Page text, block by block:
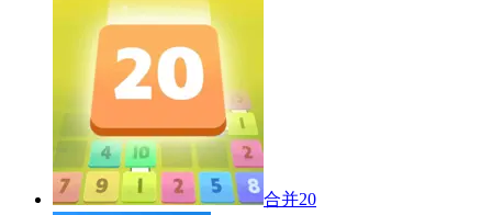
合并20